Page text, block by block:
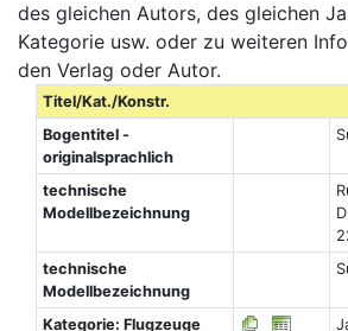
des gleichen Autors, des gleichen
Kategorie usw. oder zu weiteren
den Verlag oder Autor.
Titel/Kat./Konstr.
Bogentitel -
originalsprachlich
technische
Modellbezeichnung
technische
Modellbezeichnung
Kategorie: Flugzeuge